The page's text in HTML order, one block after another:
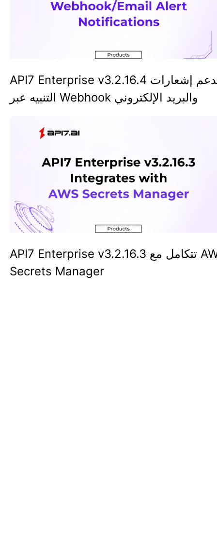
API7 Enterprise v3.2.16.4 تدعم إشعارات
التنبيه عبر Webhook والبريد الإلكتروني
API7 Enterprise v3.2.16.3 تتكامل مع AWS
Secrets Manager